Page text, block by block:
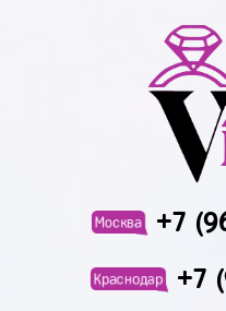
Москва +7
Краснодар +7